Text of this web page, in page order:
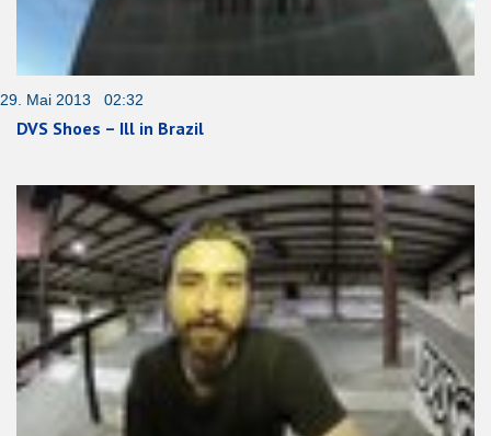
29. Mai 2013 02:32
DVS Shoes – Ill in Brazil